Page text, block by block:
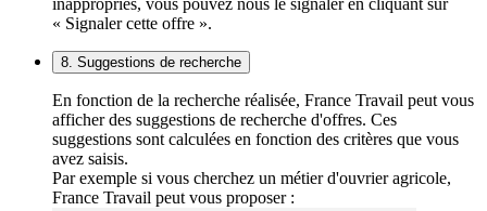
« Signaler cette offre ».
8. Suggestions de recherche
En fonction de la recherche réalisée, France Travail peut vous
afficher des suggestions de recherche d'offres. Ces
suggestions sont calculées en fonction des critères que vous
avez saisis.
Par exemple si vous cherchez un métier d'ouvrier agricole,
France Travail peut vous proposer :